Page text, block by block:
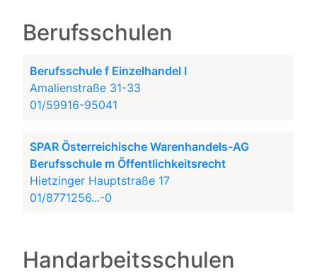
Berufsschulen
Berufsschule f Einzelhandel I
Amalienstraße 31-33
01/59916-95041
SPAR Österreichische Warenhandels-AG
Berufsschule m Öffentlichkeitsrecht
Hietzinger Hauptstraße 17
01/8771256...-0
Handarbeitsschulen